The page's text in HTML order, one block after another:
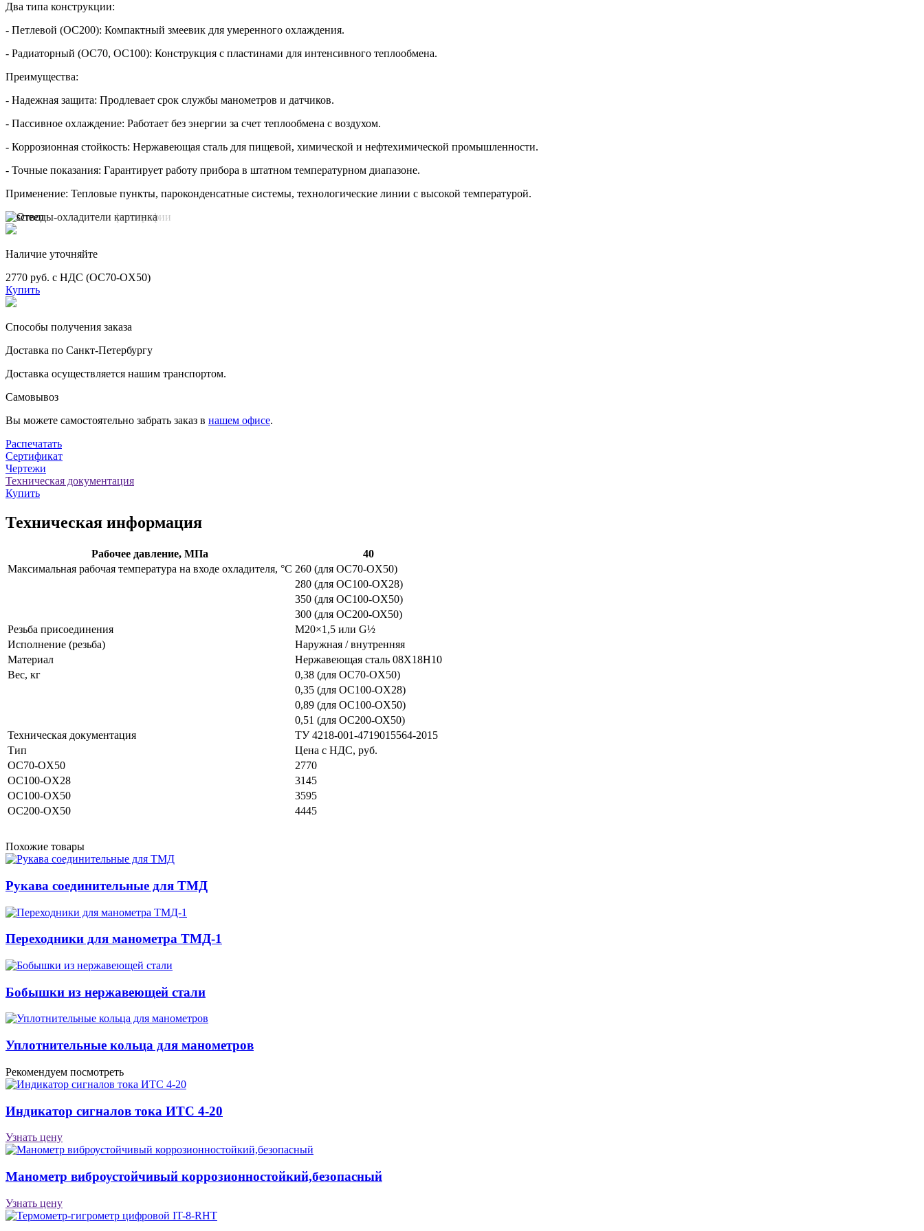
Два типа конструкции:
- Петлевой (ОС200): Компактный змеевик для умеренного охлаждения.
- Радиаторный (ОС70, ОС100): Конструкция с пластинами для интенсивного теплообмена.
Преимущества:
- Надежная защита: Продлевает срок службы манометров и датчиков.
- Пассивное охлаждение: Работает без энергии за счет теплообмена с воздухом.
- Коррозионная стойкость: Нержавеющая сталь для пищевой, химической и нефтехимической промышленности.
- Точные показания: Гарантирует работу прибора в штатном температурном диапазоне.
Применение: Тепловые пункты, пароконденсатные системы, технологические линии с высокой температурой.
Наличие уточняйте
2770 руб. с НДС (OC70-OX50)
Купить
Способы получения заказа
Доставка по Санкт-Петербургу
Доставка осуществляется нашим транспортом.
Самовывоз
Вы можете самостоятельно забрать заказ в нашем офисе.
Распечатать
Сертификат
Чертежи
Техническая документация
Купить
Техническая информация
Рабочее давление, МПа
40
Максимальная рабочая температура на входе охладителя, °C 260 (для OC70-OX50)
280 (для OC100-OX28)
350 (для OC100-OX50)
300 (для ОС200-ОХ50)
Резьба присоединения
M20×1,5 или G½
Исполнение (резьба)
Наружная / внутренняя
Материал
Нержавеющая сталь 08Х18Н10
Вес, кг
0,38 (для OC70-OX50)
0,35 (для OC100-OX28)
0,89 (для OC100-OX50)
0,51 (для ОС200-ОХ50)
Техническая документация
ТУ 4218-001-4719015564-2015
Тип
Цена с НДС, руб.
OC70-OX50
2770
OC100-OX28
3145
OC100-OX50
3595
OC200-OX50
4445
Похожие товары
Рукава соединительные для ТМД
Переходники для манометра ТМД-1
Бобышки из нержавеющей стали
Уплотнительные кольца для манометров
Рекомендуем посмотреть
Индикатор сигналов тока ИТС 4-20
Узнать цену
Манометр виброустойчивый коррозионностойкий,безопасный
Узнать цену